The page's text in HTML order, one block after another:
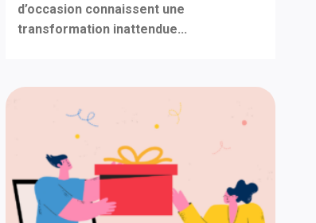
d’occasion connaissent une
transformation inattendue...